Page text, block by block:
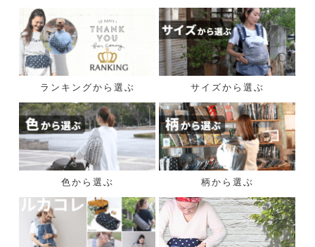
ランキングから選ぶ サイズから選ぶ
色から選ぶ 柄から選ぶ